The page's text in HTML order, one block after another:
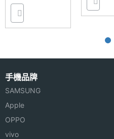
手機品牌
SAMSUNG
Apple
OPPO
vivo